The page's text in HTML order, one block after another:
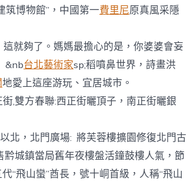
筑博物館”，中國第一費里尼原真風采隱
就夠了。媽媽最擔心的是，你婆婆會妄
&nb台北藝術家sp;稻噴鼻世界，詩畫洪
地愛上這座游玩、宜居城市。
,雙方春聯:西正街曬頂子，南正街曬銀
北，北門廣場: 將芙蓉樓擴園修復北門古
城鎮當局舊年夜樓盤活鐘鼓樓人氣，節
“飛山蠻”酋長，號十峒首級，人稱“飛山